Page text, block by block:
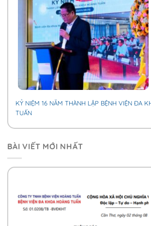
KỶ NIỆM 16 NĂM THÀNH LẬP BỆNH VIỆN ĐA
TUẤN
BÀI VIẾT MỚI NHẤT